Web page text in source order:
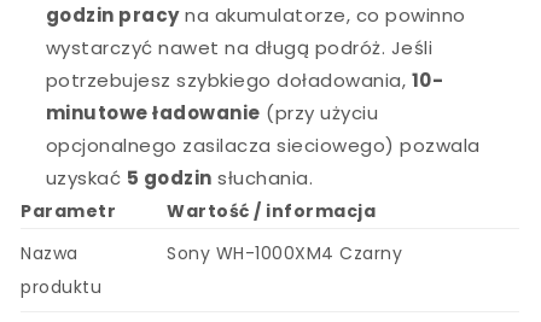
godzin pracyna akumulatorze, co powinno
wystarczyć nawet na długą podróż. Jeśli
potrzebujesz szybkiego doładowania, 10-
minutowe ładowanie (przy użyciu
opcjonalnego zasilacza sieciowego) pozwala
uzyskać 5 godzin słuchania.
Parametr
Wartość / informacja
Nazwa
produktu
Sony WH-1000XM4 Czarny